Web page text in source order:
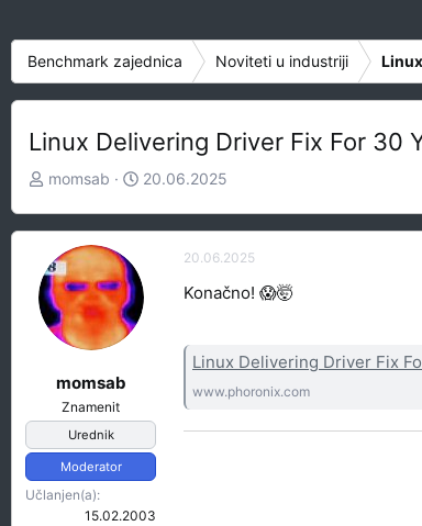
Benchmark zajednica Noviteti u industriji
Linux Delivering Driver Fix For 30
Z
t
n
i
m
momsab
D
p
t
a
20.06.2025
momsab
Znamenit
Urednik
Moderator
Učlanjen(a)
15.02.2003
20.06.2025
Konačno! 😱🤯
Linux Delivering Driver Fix For
www.phoronix.com